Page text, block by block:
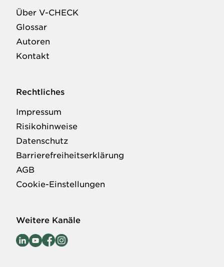
Über V-CHECK
Glossar
Autoren
Kontakt
Rechtliches
Impressum
Risikohinweise
Datenschutz
Barrierefreiheitserklärung
AGB
Cookie-Einstellungen
Weitere Kanäle